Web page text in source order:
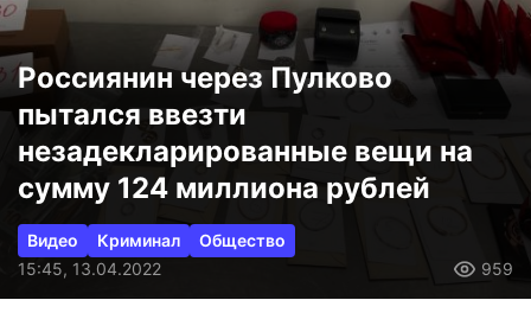
Россиянин через Пулково
пытался ввезти
незадекларированные вещи на
сумму 124 миллиона рублей
Видео Криминал
Общество
15:45, 13.04.2022
959